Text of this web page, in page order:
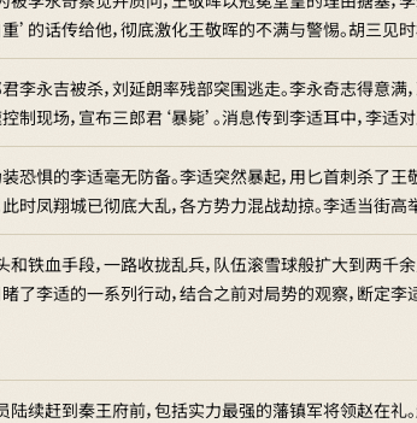
’的话传给他，彻底激化王敬晖的不满与警惕。胡三见
李永吉被杀，刘延朗率残部突围逃走。李永奇志得意
制现场，宣布三郎君‘暴毙’。消息传到李适耳中，李
恐惧的李适毫无防备。李适突然暴起，用匕首刺杀了王
时凤翔城已彻底大乱，各方势力混战劫掠。李适当街
铁血手段，一路收拢乱兵，队伍滚雪球般扩大到两千
了李适的一系列行动，结合之前对局势的观察，断定
续赶到秦王府前，包括实力最强的藩镇军将领赵在礼